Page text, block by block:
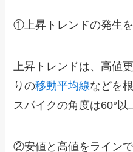
①上昇トレンドの発生
上昇トレンドは、高値
りの移動平均線などを
スパイクの角度は60°以
②安値と高値をライン